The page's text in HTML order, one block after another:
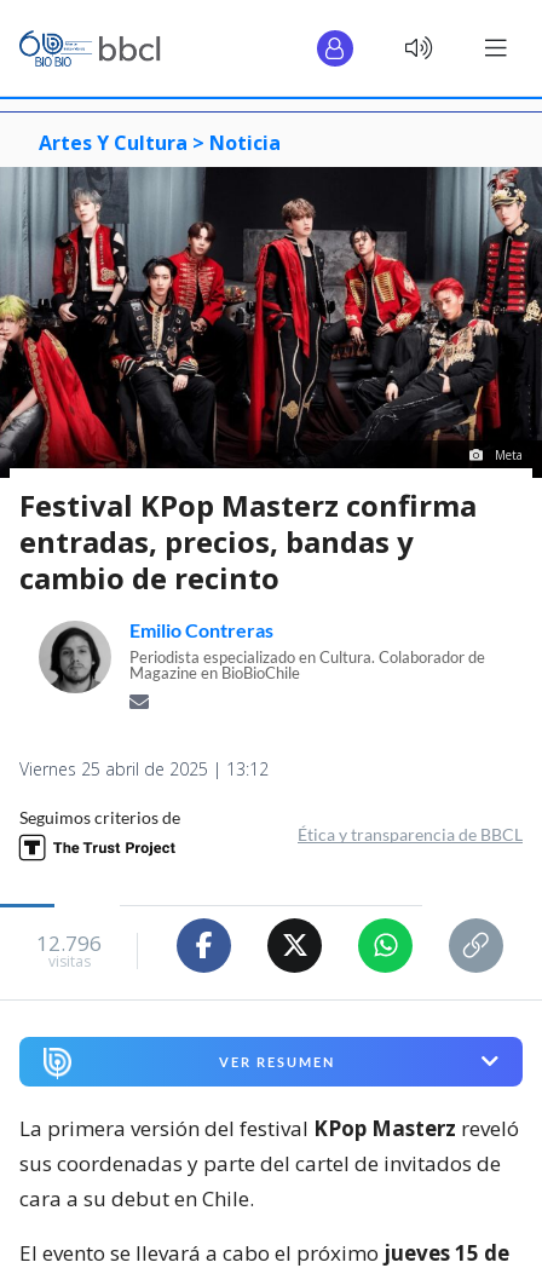
Artes Y Cultura > Noticia
Meta
Festival KPop Masterz confirma
entradas, precios, bandas y
cambio de recinto
Emilio Contreras
Periodista especializado en Cultura. Colaborador de
Magazine en BioBioChile
Viernes 25 abril de 2025 | 13:12
Seguimos criterios de
Ética y transparencia de BBCL
12.796
visitas
VER RESUMEN
La primera versión del festival KPop Masterz reveló
sus coordenadas y parte del cartel de invitados de
cara a su debut en Chile.
El evento se llevará a cabo el próximo jueves 15 de